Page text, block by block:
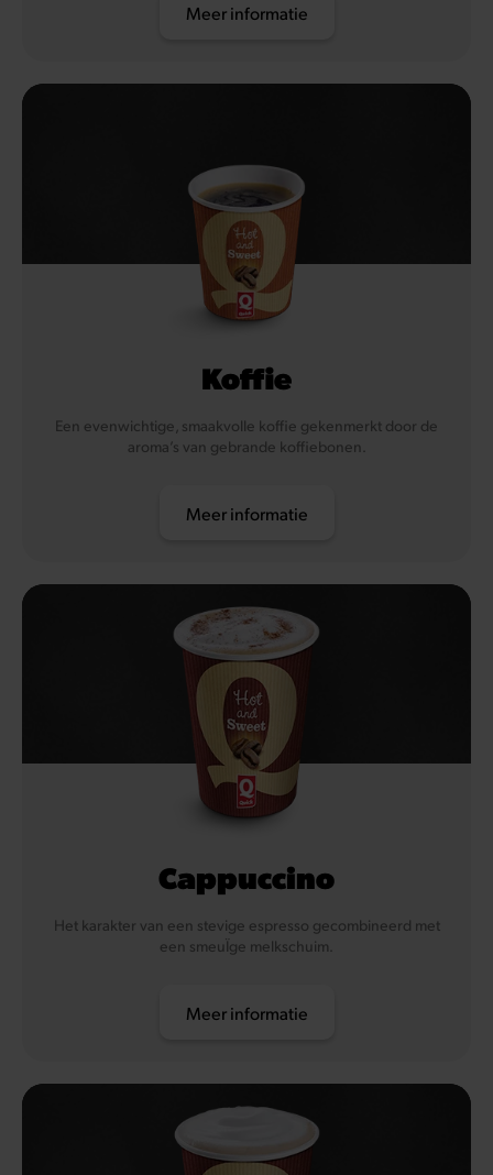
Meer informatie
Koffie
Een evenwichtige, smaakvolle koffie gekenmerkt door de
aroma’s van gebrande koffiebonen.
Meer informatie
Cappuccino
Het karakter van een stevige espresso gecombineerd met
een smeuÏge melkschuim.
Meer informatie